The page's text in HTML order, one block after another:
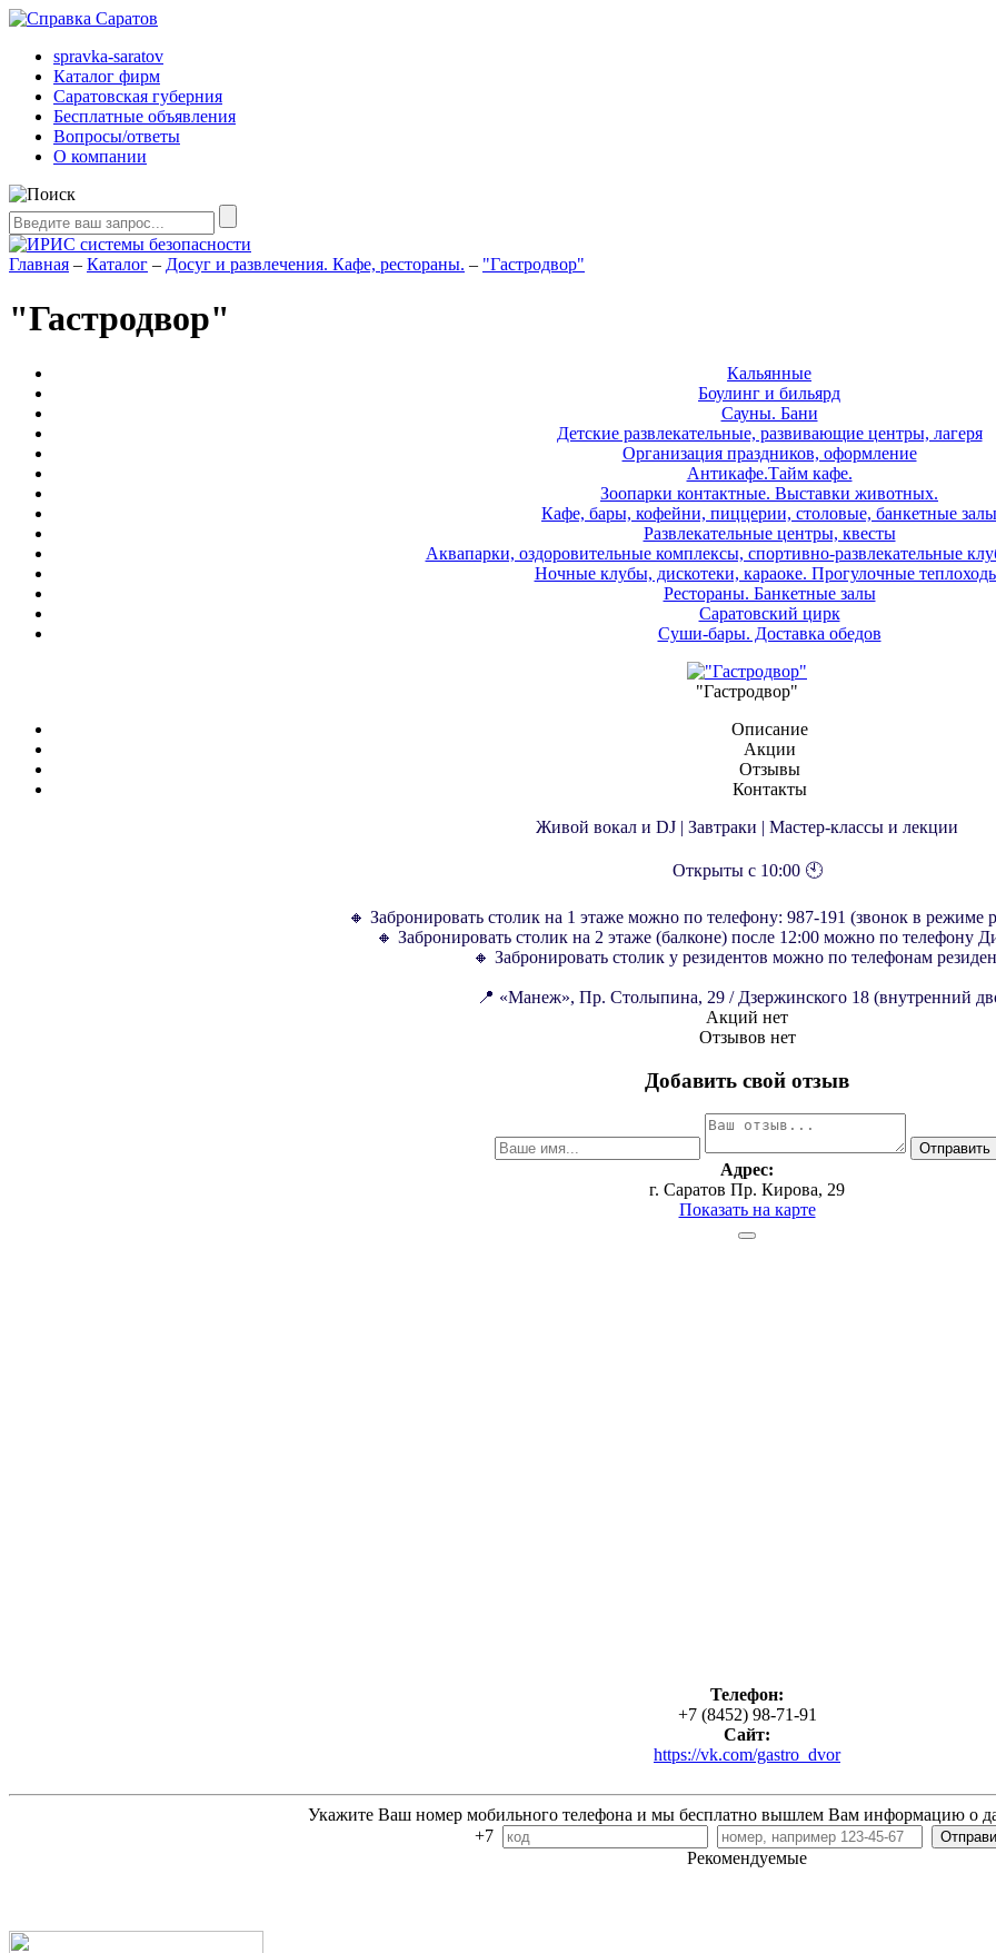
spravka-saratov
Каталог фирм
Саратовская губерния
Бесплатные объявления
Вопросы/ответы
О компании
Главная – Каталог – Досуг и развлечения. Кафе, рестораны. – "Гастродвор"
"Гастродвор"
Кальянные
Боулинг и бильярд
Сауны. Бани
Детские развлекательные, развивающие центры, лагеря
Организация праздников, оформление
Антикафе.Тайм кафе.
Зоопарки контактные. Выставки животных.
Кафе, бары, кофейни, пиццерии, столовые, банкетные залы
Развлекательные центры, квесты
Аквапарки, оздоровительные комплексы, спортивно-развлекательные
Ночные клубы, дискотеки, караоке. Прогулочные
Рестораны. Банкетные залы
Саратовский цирк
Суши-бары. Доставка обедов
"Гастродвор"
Описание
Акции
Отзывы
Контакты
Живой вокал и DJ | Завтраки | Мастер-классы и лекции
Открыты с 10:00 🕙
🔸 Забронировать столик на 1 этаже можно по телефону: 987-191 (звонок в режиме
🔸 Забронировать столик на 2 этаже (балконе) после 12:00 можно по телефону
🔸 Забронировать столик у резидентов можно по телефонам
📍 «Манеж», Пр. Столыпина, 29 / Дзержинского 18 (внутренний
Акций нет
Отзывов нет
Добавить свой отзыв
Адрес:
г. Саратов Пр. Кирова, 29
Показать на карте
Телефон:
+7 (8452) 98-71-91
Сайт:
https://vk.com/gastro_dvor
Укажите Ваш номер мобильного телефона и мы бесплатно вышлем Вам информацию о
+7
Рекомендуемые